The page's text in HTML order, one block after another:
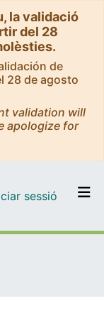
la validació
del 28
de
28 de agosto
validation will
apologize for
el DD
sessió (current)